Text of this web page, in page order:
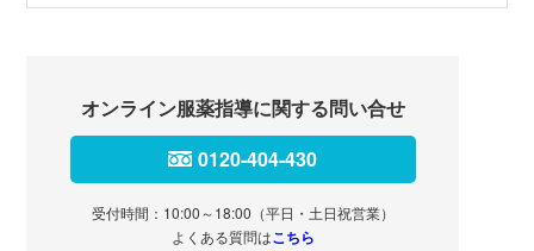
オンライン服薬指導に関する問い合せ
0120-404-430
受付時間：10:00～18:00（平日・土日祝営業）
よくある質問はこちら